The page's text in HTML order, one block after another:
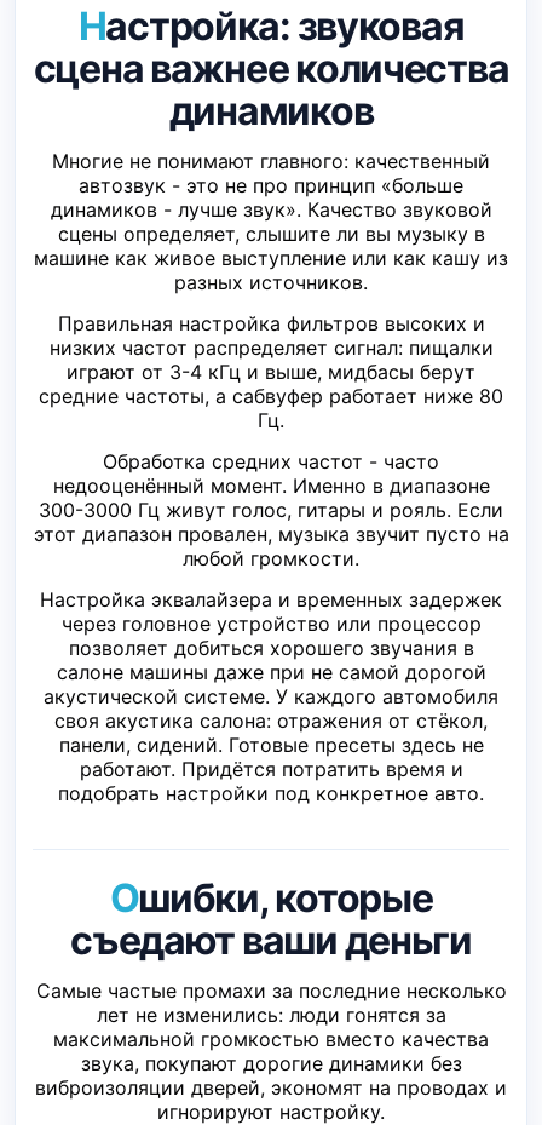
Настройка: звуковая
сцена важнее количества
динамиков
Многие не понимают главного: качественный
автозвук - это не про принцип «больше
динамиков - лучше звук». Качество звуковой
сцены определяет, слышите ли вы музыку в
машине как живое выступление или как кашу из
разных источников.
Правильная настройка фильтров высоких и
низких частот распределяет сигнал: пищалки
играют от 3-4 кГц и выше, мидбасы берут
средние частоты, а сабвуфер работает ниже 80
Гц.
Обработка средних частот - часто
недооценённый момент. Именно в диапазоне
300-3000 Гц живут голос, гитары и рояль. Если
этот диапазон провален, музыка звучит пусто на
любой громкости.
Настройка эквалайзера и временных задержек
через головное устройство или процессор
позволяет добиться хорошего звучания в
салоне машины даже при не самой дорогой
акустической системе. У каждого автомобиля
своя акустика салона: отражения от стёкол,
панели, сидений. Готовые пресеты здесь не
работают. Придётся потратить время и
подобрать настройки под конкретное авто.
Ошибки, которые
съедают ваши деньги
Самые частые промахи за последние несколько
лет не изменились: люди гонятся за
максимальной громкостью вместо качества
звука, покупают дорогие динамики без
виброизоляции дверей, экономят на проводах и
игнорируют настройку.